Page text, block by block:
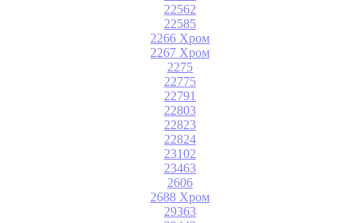
22562
22585
2266 Хром
2267 Хром
2275
22775
22791
22803
22823
22824
23102
23463
2606
2688 Хром
29363